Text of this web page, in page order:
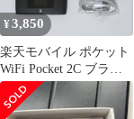
¥3,850
楽天モバイル ポケット
WiFi Pocket 2C ブラッ
ク